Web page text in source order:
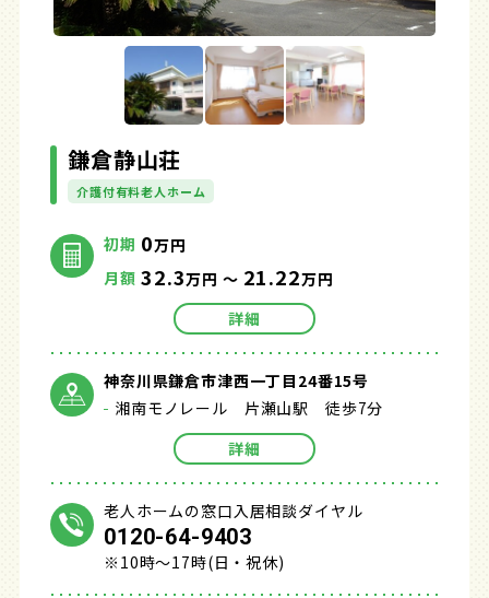
鎌倉静山荘
介護付有料老人ホーム
初期 0万円
月額 32.3万円 ～ 21.22万円
詳細
神奈川県鎌倉市津西一丁目24番15号
湘南モノレール 片瀬山駅 徒歩7分
詳細
老人ホームの窓口入居相談ダイヤル
0120-64-9403
※10時～17時(日・祝休)